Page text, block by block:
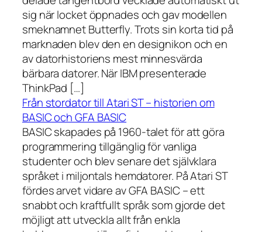
sig när locket öppnades och gav modellen
smeknamnet Butterfly. Trots sin korta tid på
marknaden blev den en designikon och en
av datorhistoriens mest minnesvärda
bärbara datorer. När IBM presenterade
ThinkPad […]
Från stordator till Atari ST – historien om
BASIC och GFA BASIC
BASIC skapades på 1960-talet för att göra
programmering tillgänglig för vanliga
studenter och blev senare det självklara
språket i miljontals hemdatorer. På Atari ST
fördes arvet vidare av GFA BASIC – ett
snabbt och kraftfullt språk som gjorde det
möjligt att utveckla allt från enkla